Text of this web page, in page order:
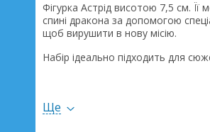
Фігурка Астрід висотою 7,5 см. Її
спині дракона за допомогою
щоб вирушити в нову місію.
Набір ідеально підходить для
Ще